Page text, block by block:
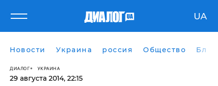
UA
Новости Украина россия Общество
ДИАЛОГ УКРАИНА
29 августа 2014, 22:15